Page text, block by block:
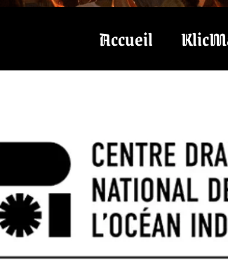
Accueil